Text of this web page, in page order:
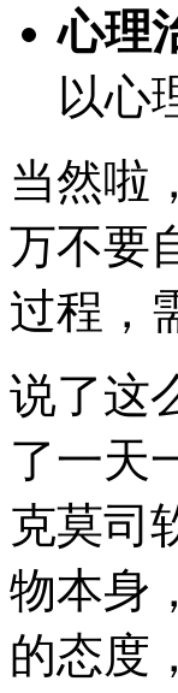
心理
以心
当然啦
万不要
过程，
说了这
了一天
克莫司
物本身
的态度